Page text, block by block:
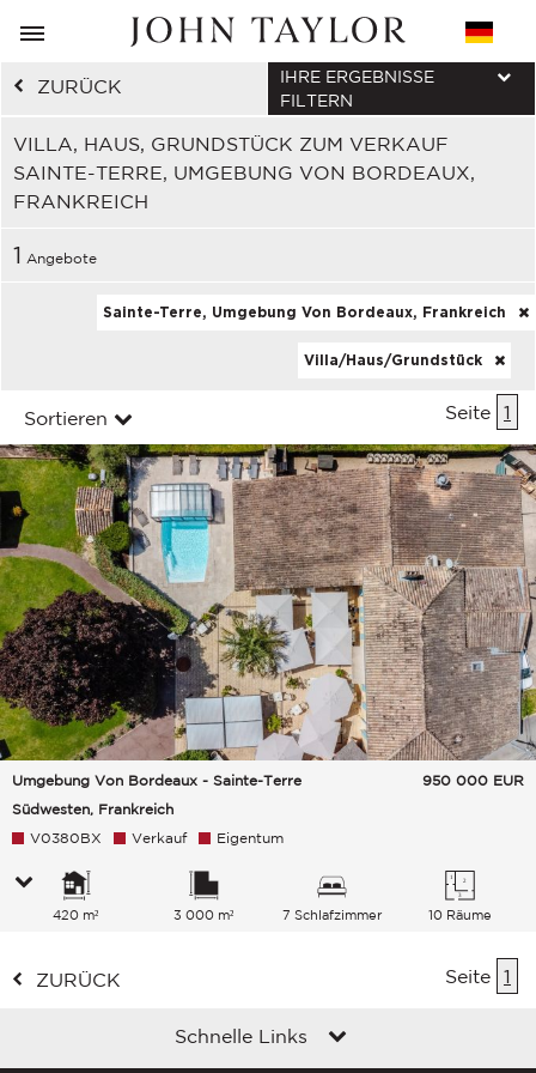
ZURÜCK
VILLA, HAUS, GRUNDSTÜCK ZUM VERKAUF
SAINTE-TERRE, UMGEBUNG VON BORDEAUX,
FRANKREICH
IHRE ERGEBNISSE
FILTERN
1 Angebote
Sainte-Terre, Umgebung Von Bordeaux, Frankreich
Villa/Haus/Grundstück
Sortieren Seite 1
Umgebung Von Bordeaux - Sainte-Terre
Südwesten, Frankreich
950 000 EUR
V0380BX Verkauf Eigentum
420 m² 3 000 m² 7 Schlafzimmer 10 Räume
ZURÜCK Seite 1
Schnelle Links